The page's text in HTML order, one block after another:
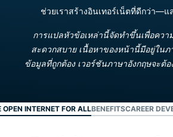
ช่วยเราสร้างอินเทอร์เน็ตที่ดีกว่า—
การแปลหัวข้อเหล่านี้จัดทำขึ้นเพื่อควา
สะดวกสบาย เนื้อหาของหน้านี้มีอยู่ในภ
ข้อมูลที่ถูกต้อง เวอร์ชันภาษาอังกฤษจะต้
INTERNET FOR ALLBENEFITSCAREER